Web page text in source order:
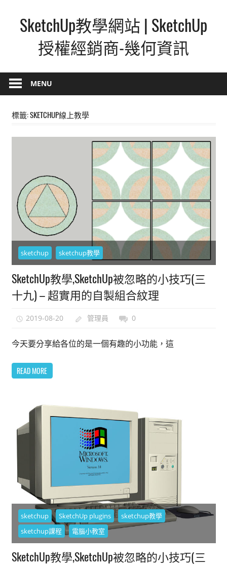
contentSketchUp教學網站 | SketchUp
授權經銷商-幾何資訊
–
最
覺
式,
人
人
都
上
手
的
3D
軟
體
MENU
標籤:SKETCHUP線上教學
sketchup sketchup教學
SketchUp教學,SketchUp被忽略的小技巧(三
十九) – 超實用的自製組合紋理
2019-08-20 管理員 0
今天要分享給各位的是一個有趣的小功能，這
READ MORE
sketchup SketchUp plugins
sketchup教學
sketchup課程
電腦小教室
SketchUp教學,SketchUp被忽略的小技巧(三